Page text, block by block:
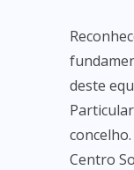
deste
Centro